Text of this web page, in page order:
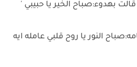
بهدوء:صباح الخير يا حبيبي '
النور يا روح قلبي عامله ايه